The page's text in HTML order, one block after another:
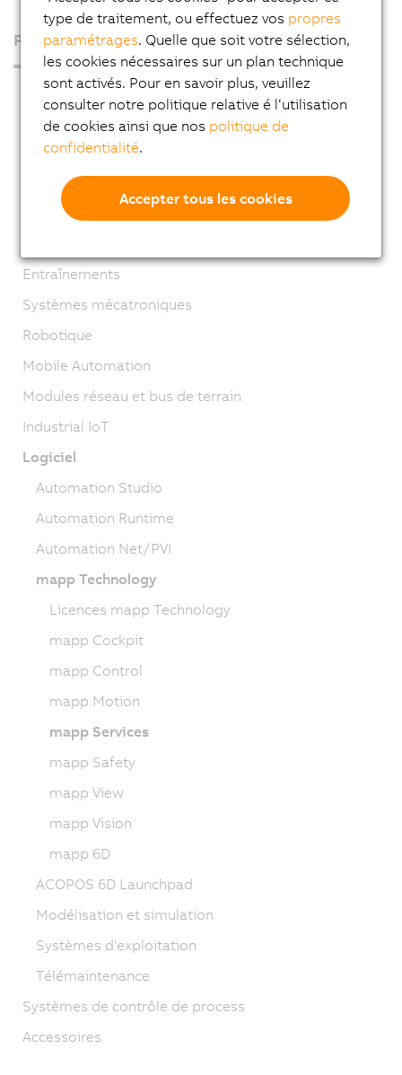
Produits
PC industriels
Visualisation et commande
Systèmes de contrôle
Systèmes d’E/S
Systèmes de vision
Entraînements
Systèmes mécatroniques
Robotique
Mobile Automation
Modules réseau et bus de terrain
Industrial IoT
Logiciel
Automation Studio
Automation Runtime
Automation Net/PVI
mapp Technology
Licences mapp Technology
mapp Cockpit
mapp Control
mapp Motion
mapp Services
mapp Safety
mapp View
mapp Vision
mapp 6D
ACOPOS 6D Launchpad
Modélisation et simulation
Systèmes d'exploitation
Télémaintenance
Systèmes de contrôle de process
Accessoires
type de traitement, ou effectuez vos propres
paramétrages. Quelle que soit votre sélection,
les cookies nécessaires sur un plan technique
sont activés. Pour en savoir plus, veuillez
consulter notre politique relative é l‘utilisation
de cookies ainsi que nos politique de
confidentialité.
Accepter tous les cookies